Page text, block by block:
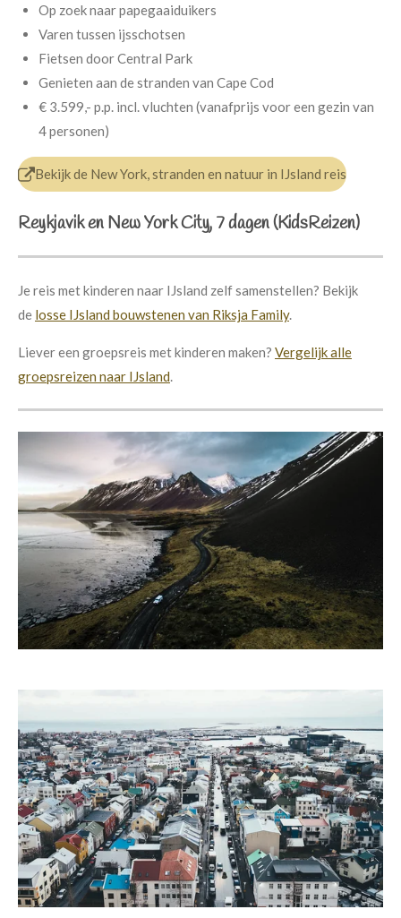
Op zoek naar papegaaiduikers
Varen tussen ijsschotsen
Fietsen door Central Park
Genieten aan de stranden van Cape Cod
€ 3.599,- p.p.incl. vluchten (vanafprijs voor een gezin van
4 personen)
Bekijk de New York, stranden en natuur in IJsland reis
Reykjavik en New York City, 7 dagen (KidsReizen)
Je reis met kinderen naar IJsland zelf samenstellen? Bekijk
de losse IJsland bouwstenen van Riksja Family.
Liever een groepsreis met kinderen maken? Vergelijk alle
groepsreizen naar IJsland.